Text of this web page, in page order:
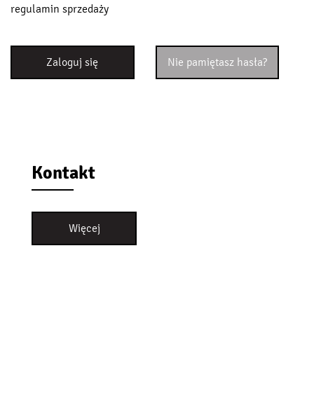
regulamin sprzedaży
Zaloguj się Nie pamiętasz hasła?
Kontakt
Więcej